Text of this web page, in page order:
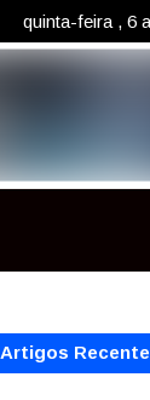
quinta-feira , 6
Artigos